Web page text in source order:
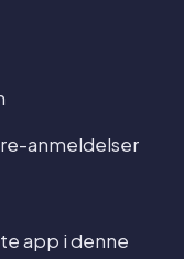
anmeldelser
app i denne